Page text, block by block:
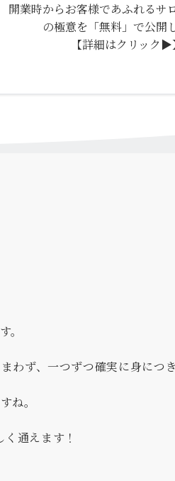
開業時からお客様であふれるサ
の極意を「無料」で公開
【詳細はクリック▶
。
ず、一つずつ確実に身につき
ね。
通えます！